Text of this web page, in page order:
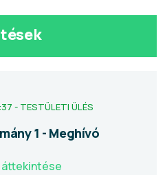
- TESTÜLETI ÜLÉS
1 - Meghívó